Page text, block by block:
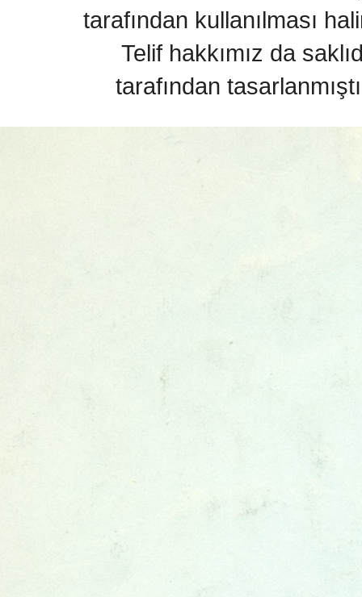
tarafından kullanılması
Telif hakkımız da
tarafından